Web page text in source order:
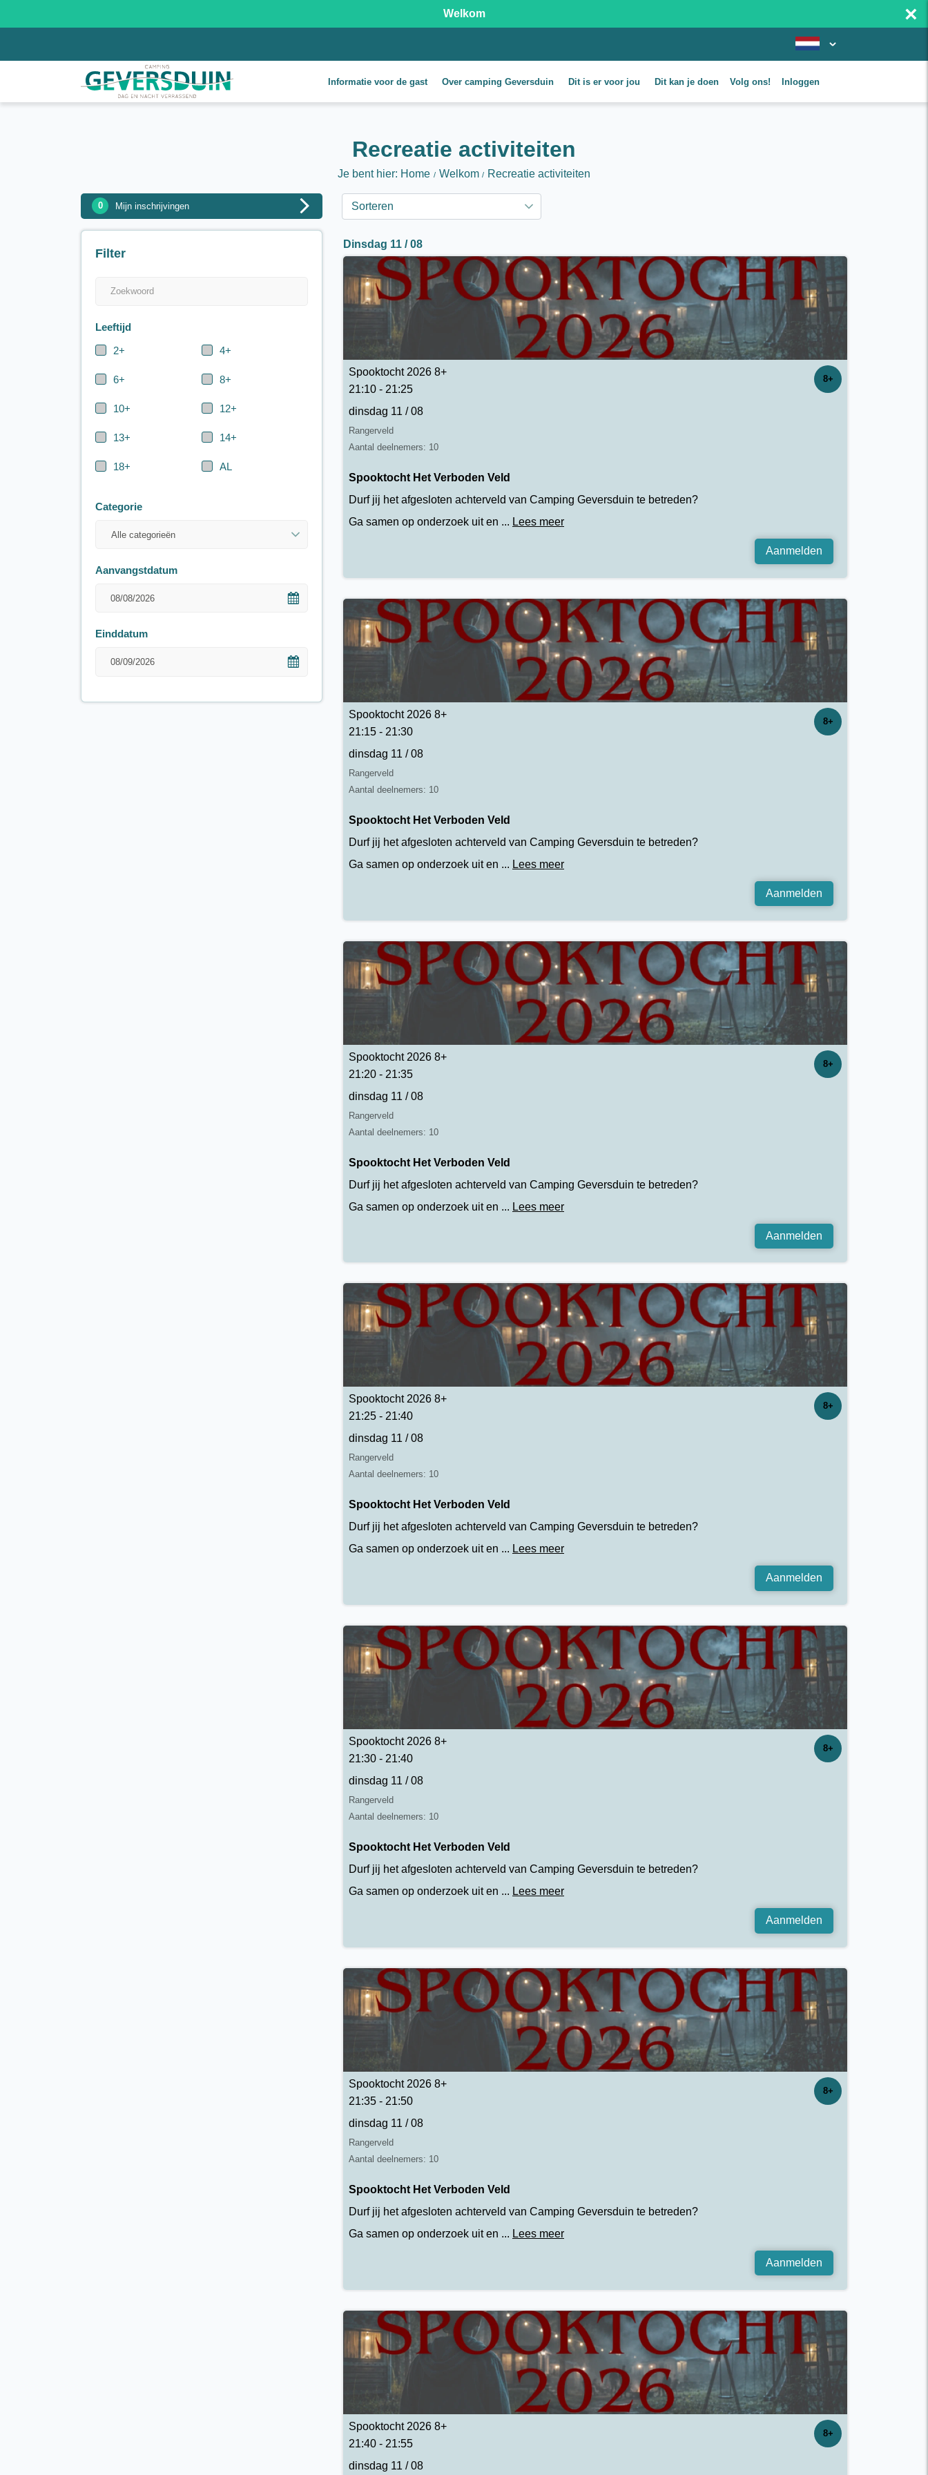
Welkom ×
Informatie voor de gast Over camping Geversduin Dit is er voor jou Dit kan je doen Volg ons! Inloggen
Recreatie activiteiten
Je bent hier: Home Welkom Recreatie activiteiten
0 Mijn inschrijvingen
Filter
Leeftijd
2+
4+
6+ 8+
10+ 12+
13+ 14+
18+ AL
Categorie
Aanvangstdatum
Einddatum
Dinsdag 11 / 08
Spooktocht 2026 8+
21:10 - 21:25
dinsdag 11 / 08
Rangerveld
Aantal deelnemers: 10
8+
Spooktocht Het Verboden Veld
Durf jij het afgesloten achterveld van Camping Geversduin te betreden?
Ga samen op onderzoek uit en ... Lees meer
Aanmelden
Spooktocht 2026 8+
21:15 - 21:30
dinsdag 11 / 08
Rangerveld
Aantal deelnemers: 10
8+
Spooktocht Het Verboden Veld
Durf jij het afgesloten achterveld van Camping Geversduin te betreden?
Ga samen op onderzoek uit en ... Lees meer
Aanmelden
Spooktocht 2026 8+
21:20 - 21:35
dinsdag 11 / 08
Rangerveld
Aantal deelnemers: 10
8+
Spooktocht Het Verboden Veld
Durf jij het afgesloten achterveld van Camping Geversduin te betreden?
Ga samen op onderzoek uit en ... Lees meer
Aanmelden
Spooktocht 2026 8+
21:25 - 21:40
dinsdag 11 / 08
Rangerveld
Aantal deelnemers: 10
8+
Spooktocht Het Verboden Veld
Durf jij het afgesloten achterveld van Camping Geversduin te betreden?
Ga samen op onderzoek uit en ... Lees meer
Aanmelden
Spooktocht 2026 8+
21:30 - 21:40
dinsdag 11 / 08
Rangerveld
Aantal deelnemers: 10
8+
Spooktocht Het Verboden Veld
Durf jij het afgesloten achterveld van Camping Geversduin te betreden?
Ga samen op onderzoek uit en ... Lees meer
Aanmelden
Spooktocht 2026 8+
21:35 - 21:50
dinsdag 11 / 08
Rangerveld
Aantal deelnemers: 10
8+
Spooktocht Het Verboden Veld
Durf jij het afgesloten achterveld van Camping Geversduin te betreden?
Ga samen op onderzoek uit en ... Lees meer
Aanmelden
Spooktocht 2026 8+
21:40 - 21:55
dinsdag 11 / 08
8+